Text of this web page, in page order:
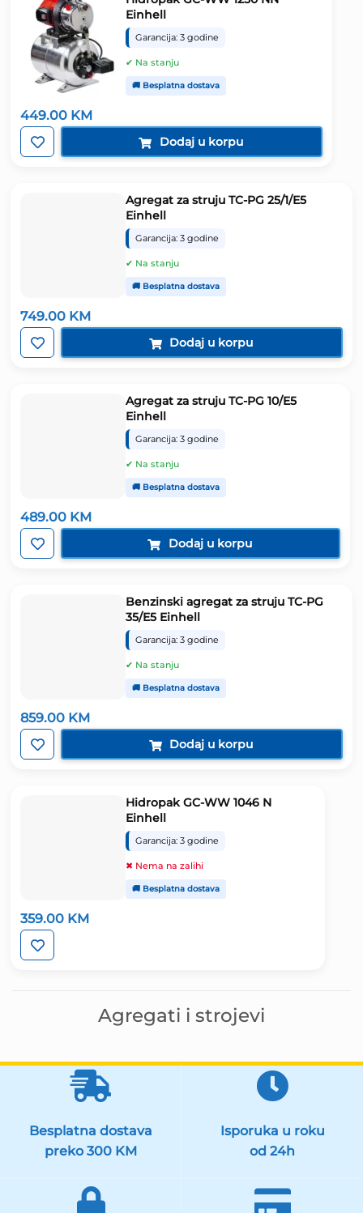
449.00 KM
Einhell
Garancija: 3 godine
✔ Na stanju
🚚 Besplatna dostava
Dodaj u korpu
749.00 KM
Agregat za struju TC-PG 25/1/E5
Einhell
Garancija: 3 godine
✔ Na stanju
🚚 Besplatna dostava
Dodaj u korpu
489.00 KM
Agregat za struju TC-PG 10/E5
Einhell
Garancija: 3 godine
✔ Na stanju
🚚 Besplatna dostava
Dodaj u korpu
859.00 KM
Benzinski agregat za struju TC-PG
35/E5 Einhell
Garancija: 3 godine
✔ Na stanju
🚚 Besplatna dostava
Dodaj u korpu
359.00 KM
Hidropak GC-WW 1046 N
Einhell
Garancija: 3 godine
✖ Nema na zalihi
🚚 Besplatna dostava
Agregati i strojevi
Besplatna dostava
preko 300 KM
Isporuka u roku
od 24h